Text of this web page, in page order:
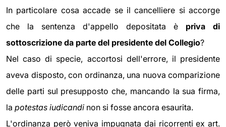
In particolare cosa accade se il cancelliere si accorge
che la sentenza d'appello depositata è priva di
sottoscrizione da parte del presidente del Collegio?
Nel caso di specie, accortosi dell'errore, il presidente
aveva disposto, con ordinanza, una nuova comparizione
delle parti sul presupposto che, mancando la sua firma,
la potestas iudicandi non si fosse ancora esaurita.
L'ordinanza però veniva impugnata dai ricorrenti ex art.